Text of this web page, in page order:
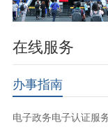
在线服务
办事指南
电子政务电子认证服